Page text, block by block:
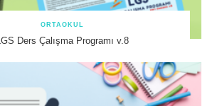
ORTAOKUL
LGS Ders Çalışma Programı v.8